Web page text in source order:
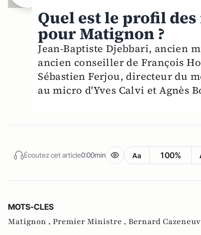
Quel est le profil
pour Matignon ?
Jean-Baptiste Djebbari, ancien
ancien conseiller de François
Sébastien Ferjou, directeur du
au micro d'Yves Calvi et Agnès
Écoutez cet article0:00min Aa 100%
MOTS-CLES
Matignon , Premier Ministre , Bernard